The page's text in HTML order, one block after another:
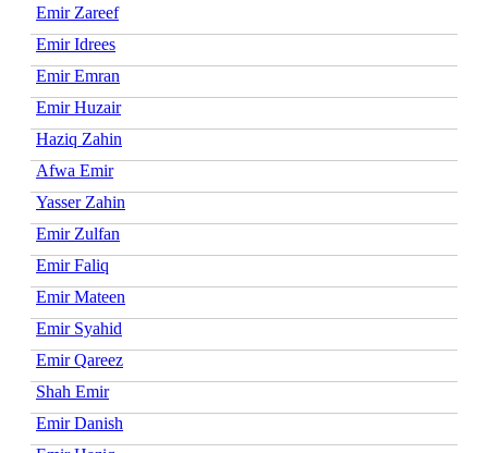
Emir Zareef
Emir Idrees
Emir Emran
Emir Huzair
Haziq Zahin
Afwa Emir
Yasser Zahin
Emir Zulfan
Emir Faliq
Emir Mateen
Emir Syahid
Emir Qareez
Shah Emir
Emir Danish